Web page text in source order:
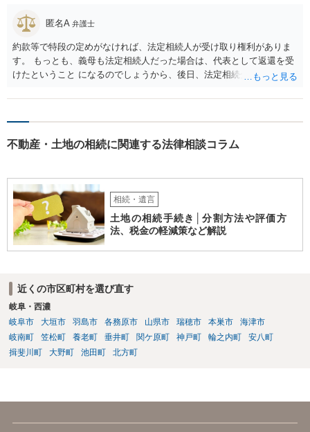
匿名A 弁護士
約款等で特段の定めがなければ、法定相続人が受け取り権利がありま
す。 もっとも、義母も法定相続人だった場合は、代表として返還を受
けたということ になるのでしょうから、後日、法定相続分に基づいて
不動産・土地の相続に関連する法律相談コラム
相続・遺言
土地の相続手続き│分割方法や評価方
法、税金の軽減策など解説
近くの市区町村を選び直す
岐阜・西濃
岐阜市
大垣市 羽島市 各務原市 山県市 瑞穂市 本巣市
海津市
岐南町
笠松町 養老町 垂井町 関ケ原町 神戸町 輪之内町
安八町
揖斐川町
大野町 池田町 北方町